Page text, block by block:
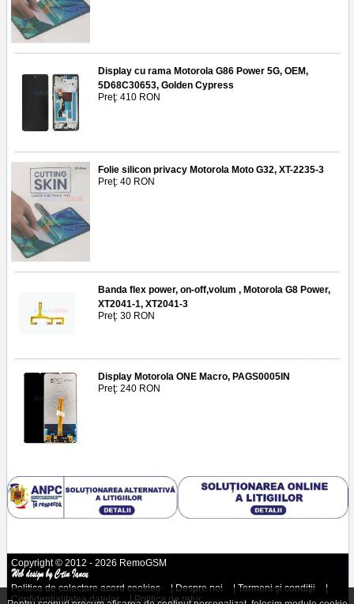
Display cu rama Motorola G86 Power 5G, OEM,
5D68C30653, Golden Cypress
Preţ: 410 RON
Folie silicon privacy Motorola Moto G32, XT-2235-3
Preţ: 40 RON
Banda flex power, on-off,volum , Motorola G8 Power,
XT2041-1, XT2041-3
Preţ: 30 RON
Display Motorola ONE Macro, PAGS0005IN
Preţ: 240 RON
Copyright © 2012 - 2026 RemoGSM
Politica de colectare acord cookies | Despre noi | Termeni şi condiţii
|
Confidenţialitatea datelor
| Politica de retur